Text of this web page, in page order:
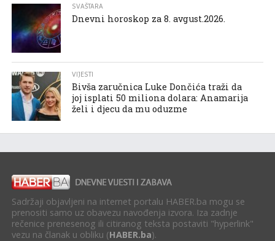
SVAŠTARA
Dnevni horoskop za 8. avgust.2026.
VIJESTI
Bivša zaručnica Luke Dončića traži da
joj isplati 50 miliona dolara: Anamarija
želi i djecu da mu oduzme
Sadržaji objavljeni na internet portalu HABER.ba mogu se
prenositi samo uz obavezu navođenja izvora. Iza zadnje
rečenice prenesenog ili citiranog teksta postaviti "hyperlink"
vezu na članak u obliku (HABER.ba).